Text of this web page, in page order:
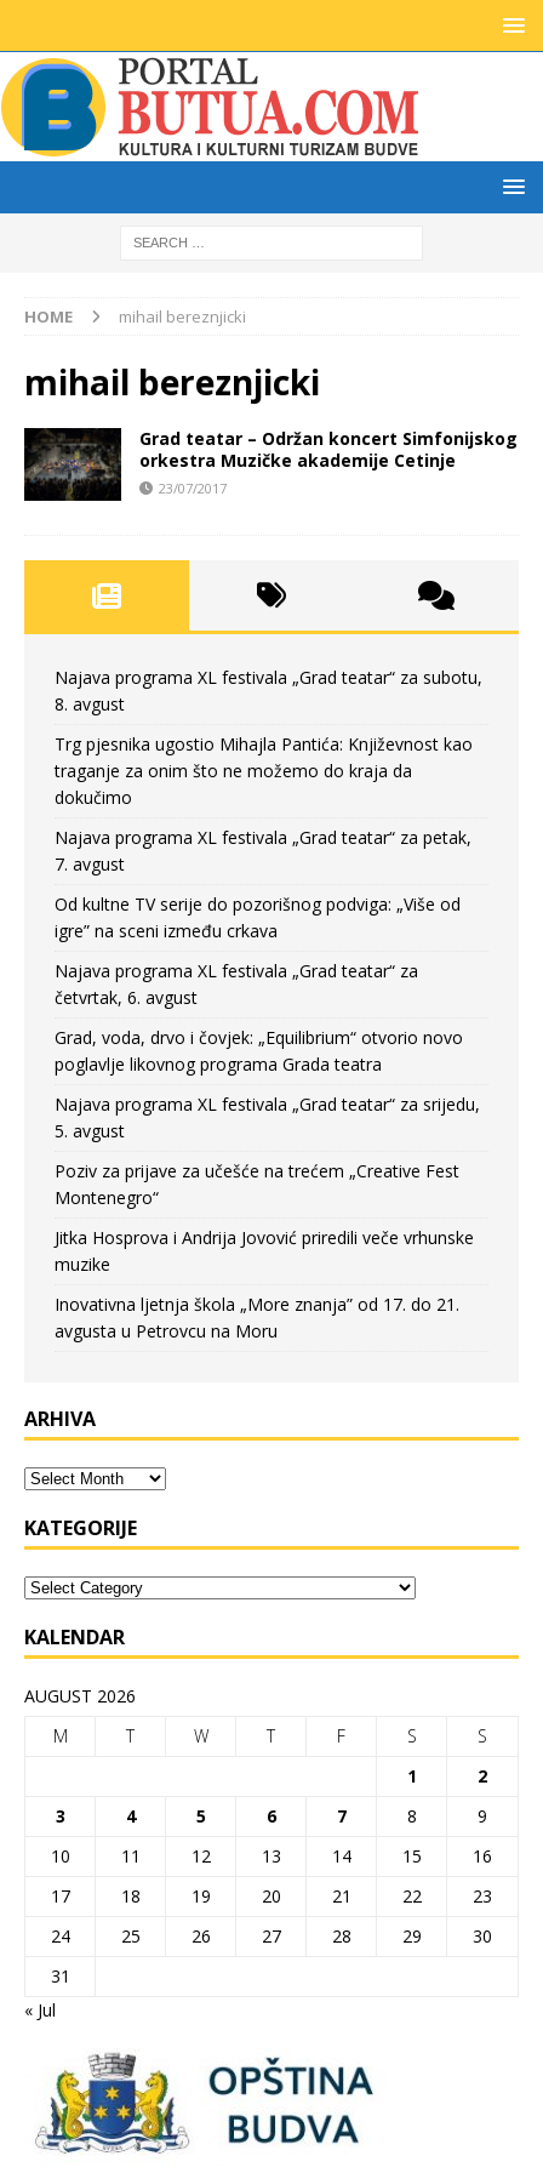
HOME mihail bereznjicki
mihail bereznjicki
Grad teatar – Održan koncert Simfonijskog
orkestra Muzičke akademije Cetinje
23/07/2017
Najava programa XL festivala „Grad teatar“ za subotu,
8. avgust
Trg pjesnika ugostio Mihajla Pantića: Književnost kao
traganje za onim što ne možemo do kraja da
dokučimo
Najava programa XL festivala „Grad teatar“ za petak,
7. avgust
Od kultne TV serije do pozorišnog podviga: „Više od
igre” na sceni između crkava
Najava programa XL festivala „Grad teatar“ za
četvrtak, 6. avgust
Grad, voda, drvo i čovjek: „Equilibrium“ otvorio novo
poglavlje likovnog programa Grada teatra
Najava programa XL festivala „Grad teatar“ za srijedu,
5. avgust
Poziv za prijave za učešće na trećem „Creative Fest
Montenegro“
Jitka Hosprova i Andrija Jovović priredili veče vrhunske
muzike
Inovativna ljetnja škola „More znanja” od 17. do 21.
avgusta u Petrovcu na Moru
ARHIVA
KATEGORIJE
KALENDAR
AUGUST 2026
M
T W T F S
S
1
2
3
4 5 6 7 8
9
10
11 12 13 14 15
16
17
18 19 20 21 22
23
24
25 26 27 28 29
30
31
« Jul